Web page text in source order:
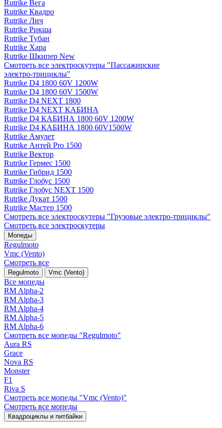
Rutrike Вега
Rutrike Квадро
Rutrike Лич
Rutrike Рикша
Rutrike Тубан
Rutrike Хара
Rutrike Шкипер New
Смотреть все электро­скутеры "Пассажирские
электро‑трициклы"
Rutrike D4 1800 60V 1200W
Rutrike D4 1800 60V 1500W
Rutrike D4 NEXT 1800
Rutrike D4 NEXT КАБИНА
Rutrike D4 КАБИНА 1800 60V 1200W
Rutrike D4 КАБИНА 1800 60V1500W
Rutrike Амулет
Rutrike Антей Pro 1500
Rutrike Вектор
Rutrike Гермес 1500
Rutrike Гибрид 1500
Rutrike Глобус 1500
Rutrike Глобус NEXT 1500
Rutrike Дукат 1500
Rutrike Мастер 1500
Смотреть все электро­скутеры "Грузовые электро‑трициклы"
Смотреть все электро­скутеры
Мопеды
Regulmoto
Vmc (Vento)
Смотреть все
Regulmoto Vmc (Vento)
Все мопеды
RM Alpha-2
RM Alpha-3
RM Alpha-4
RM Alpha-5
RM Alpha-6
Смотреть все мопеды "Regulmoto"
Aura RS
Grace
Nova RS
Monster
F1
Riva S
Смотреть все мопеды "Vmc (Vento)"
Смотреть все мопеды
Квадроциклы и питбайки